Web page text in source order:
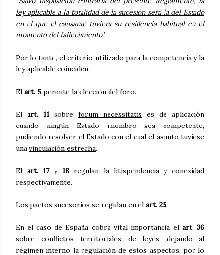
ley aplicable a la totalidad de la sucesión será la del Estado
en el que el causante tuviera su residencia habitual en el
momento del fallecimiento”.
Por lo tanto, el criterio utilizado para la competencia y la
ley aplicable coinciden.
El art. 5 permite la elección del foro.
El art. 11 sobre forum necessitatis es de aplicación
cuando ningún Estado miembro sea competente,
pudiendo resolver el Estado con el cual el asunto tuviese
una vinculación estrecha.
El art. 17y 18regulan la litispendenciayconexidad
respectivamente.
Los pactos sucesorios se regulan en el art. 25.
En el caso de España cobra vital importancia elart. 36
sobreconflictos territoriales de leyes, dejando al
régimen interno la regulación de estos aspectos, por lo